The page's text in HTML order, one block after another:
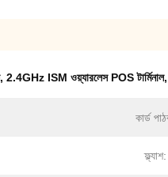
, 2.4GHz ISM ওয়্যারলেস POS টার্মিনাল,
কার্ড
ফ্ল্যাশ: